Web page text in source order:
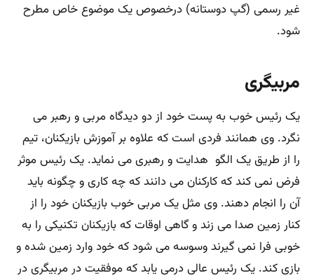
غیر رسمی (گپ دوستانه) درخصوص یک موضوع خاص مطرح
شود.
مربیگری
یک رئیس خوب به پست خود از دو دیدگاه مربی و رهبر می
نگرد. وی همانند فردی است که علاوه بر آموزش بازیکنان، تیم
را از طریق یک الگو هدایت و رهبری می نماید. یک رئیس موثر
فرض نمی کند که کارکنان می دانند که چه کاری و چگونه باید
آن را انجام دهند. وی مثل یک مربی خوب بازیکنان خود را از
کنار زمین صدا می زند و گاهی اوقات که بازیکنان تکنیکی را به
خوبی فرا نمی گیرند وسوسه می شود که خود وارد زمین شده و
بازی کند. یک رئیس عالی درمی یابد که موفقیت در مربیگری در